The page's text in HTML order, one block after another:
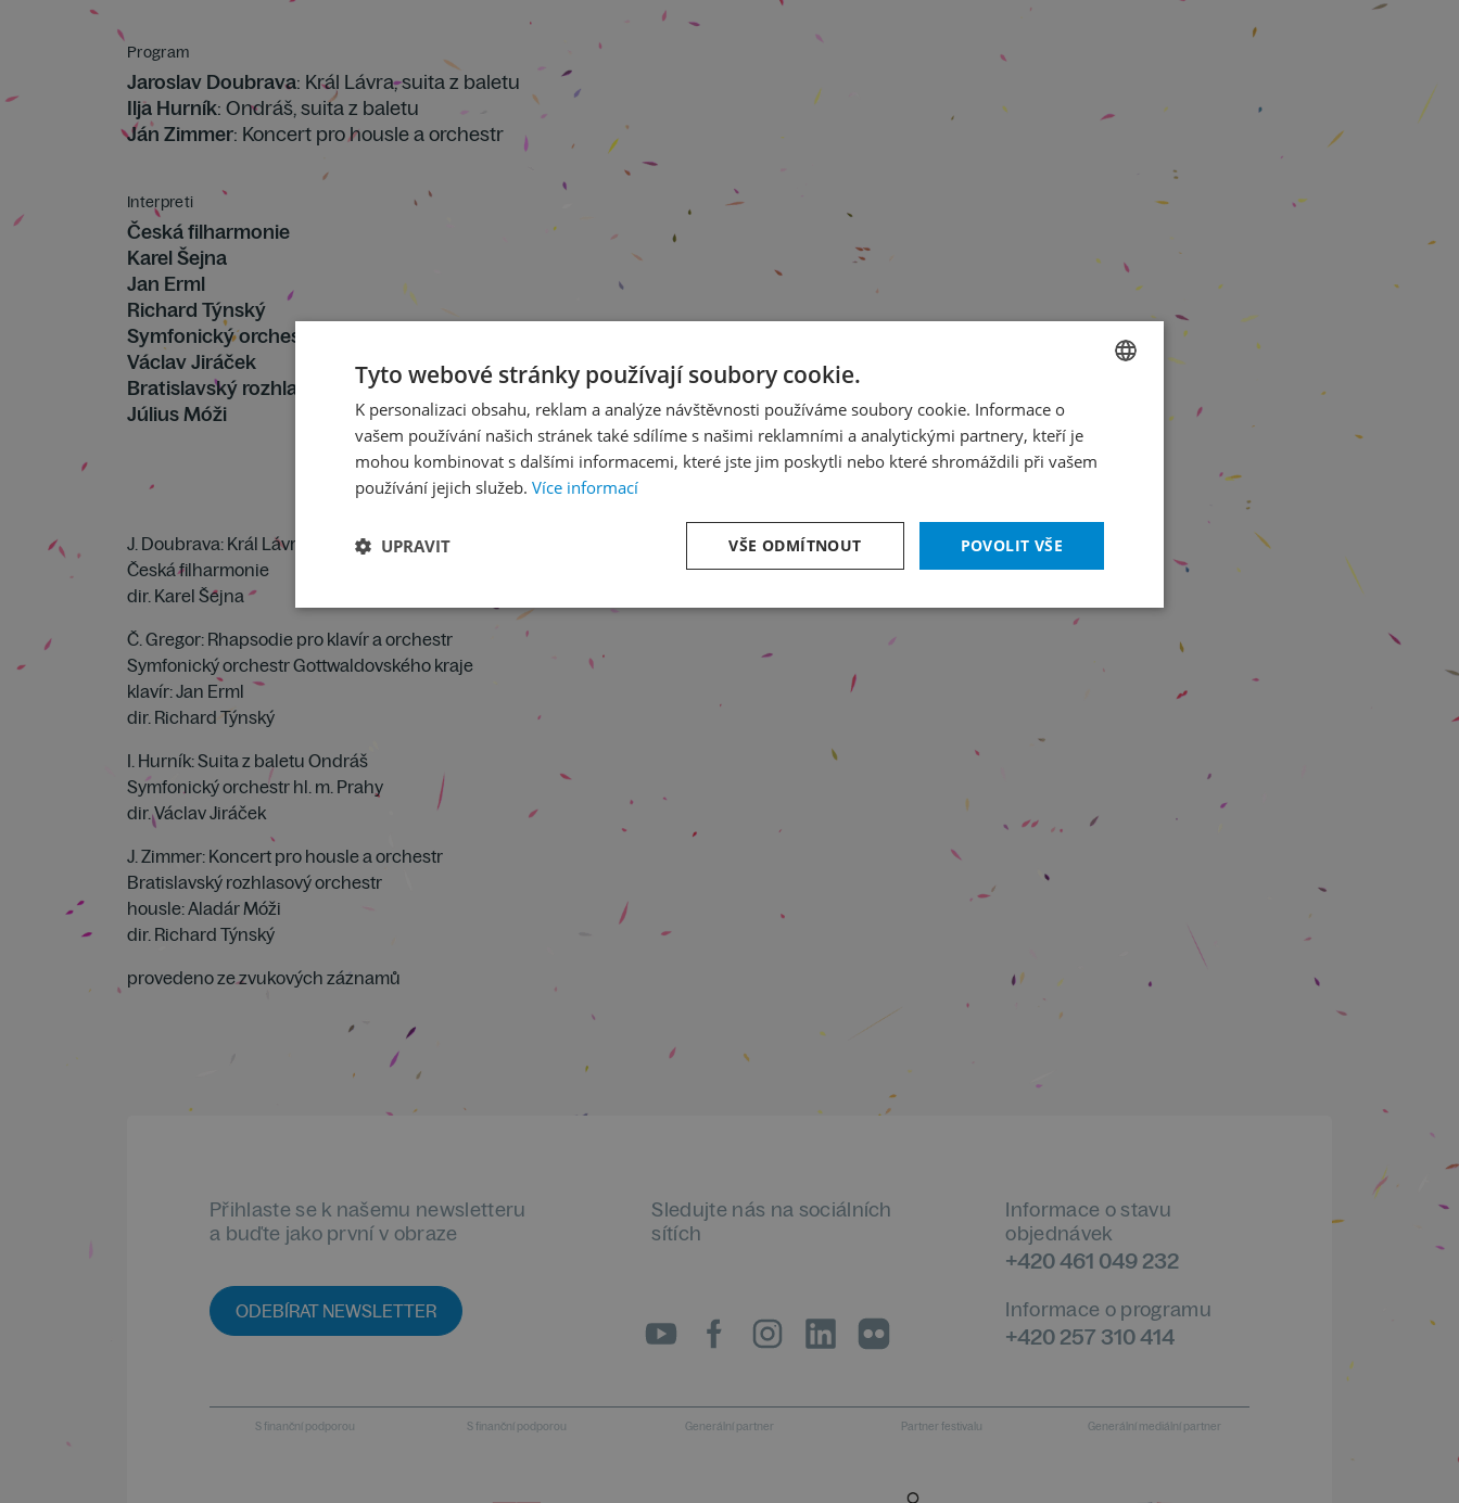
Program
Jaroslav Doubrava: Král Lávra, suita z baletu
Ilja Hurník: Ondráš, suita z baletu
Ján Zimmer: Koncert pro housle a orchestr
Interpreti
Česká filharmonie
Karel Šejna
Jan Erml
Richard Týnský
Symfonický orchestr hl. m. Prahy FOK
Václav Jiráček
Bratislavský rozhlasový orchestr
Július Móži
J. Doubrava: Král Lávra – suita z baletu /2. a 3. část/
Česká filharmonie
dir. Karel Šejna
Č. Gregor: Rhapsodie pro klavír a orchestr
Symfonický orchestr Gottwaldovského kraje
klavír: Jan Erml
dir. Richard Týnský
I. Hurník: Suita z baletu Ondráš
Symfonický orchestr hl. m. Prahy
dir. Václav Jiráček
J. Zimmer: Koncert pro housle a orchestr
Bratislavský rozhlasový orchestr
housle: Aladár Móži
dir. Richard Týnský
provedeno ze zvukových záznamů
Přihlaste se k našemu newsletteru
a buďte jako první v obraze
ODEBÍRAT NEWSLETTER
Sledujte nás na sociálních
sítích
Informace o stavu
objednávek
+420 461 049 232
Informace o programu
+420 257 310 414
S finanční podporou S finanční podporou Generální partner Partner festivalu Generální mediální partner
ENGLISH
Tyto webové stránky používají soubory cookie.
K personalizaci obsahu, reklam a analýze návštěvnosti používáme soubory cookie. Informace o
vašem používání našich stránek také sdílíme s našimi reklamními a analytickými partnery, kteří je
mohou kombinovat s dalšími informacemi, které jste jim poskytli nebo které shromáždili při vašem
používání jejich služeb. Více informací
POVOLIT VŠE
VŠE ODMÍTNOUT
UPRAVIT